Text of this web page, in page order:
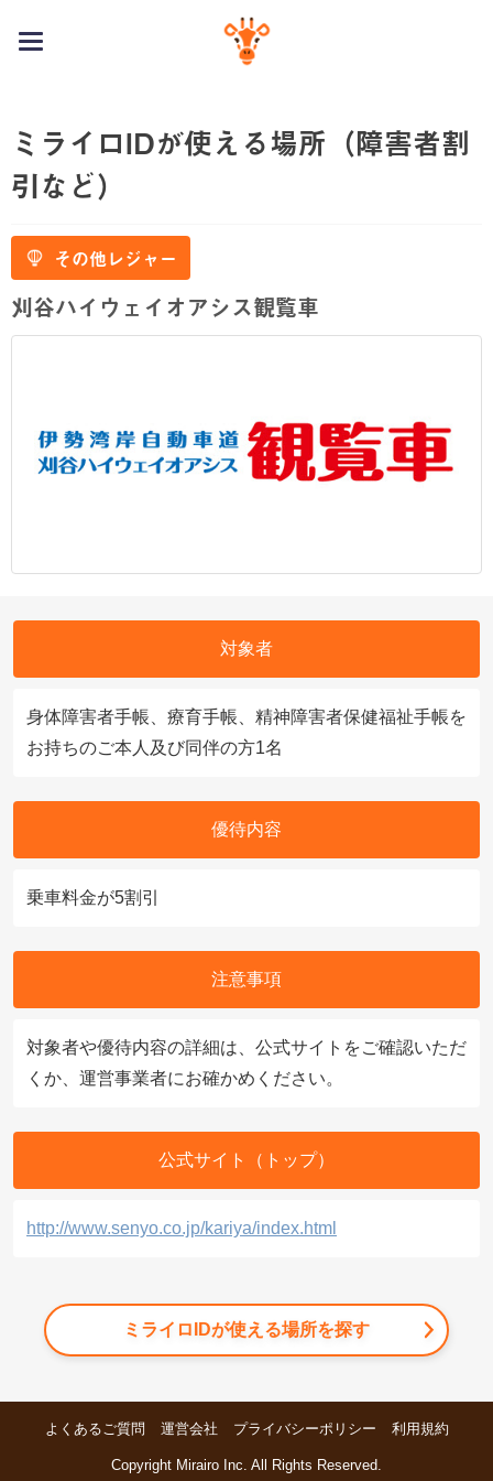
toggle
ミライロIDが使える場所（障害者割
引など）
その他レジャー
刈谷ハイウェイオアシス観覧車
対象者
身体障害者手帳、療育手帳、精神障害者保健福祉手帳を
お持ちのご本人及び同伴の方1名
優待内容
乗車料金が5割引
注意事項
対象者や優待内容の詳細は、公式サイトをご確認いただ
くか、運営事業者にお確かめください。
公式サイト（トップ）
http://www.senyo.co.jp/kariya/index.html
ミライロIDが使える場所を探す
よくあるご質問 運営会社 プライバシーポリシー 利用規約
Copyright Mirairo Inc. All Rights Reserved.